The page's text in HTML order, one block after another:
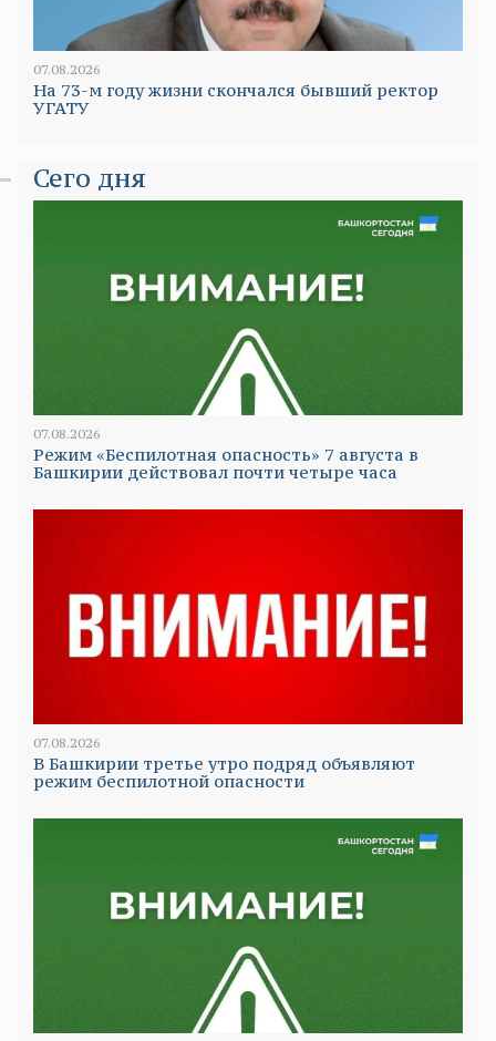
07.08.2026
На 73-м году жизни скончался бывший ректор
УГАТУ
Сего дня
07.08.2026
Режим «Беспилотная опасность» 7 августа в
Башкирии действовал почти четыре часа
07.08.2026
В Башкирии третье утро подряд объявляют
режим беспилотной опасности